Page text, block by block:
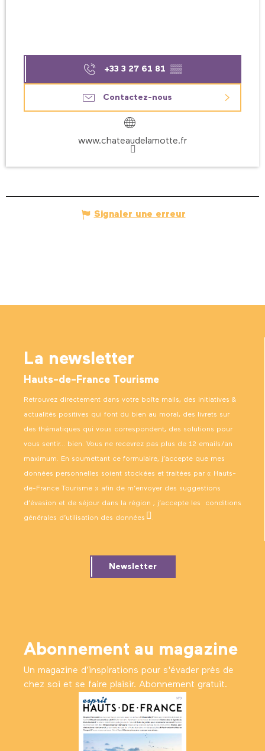
+33 3 27 61 81 ▒▒
Contactez-nous
www.chateaudelamotte.fr
Signaler une erreur
La newsletter
Hauts-de-France Tourisme
Retrouvez directement dans votre boîte mails, des initiatives &
actualités positives qui font du bien au moral, des livrets sur
des thématiques qui vous correspondent, des solutions pour
vous sentir… bien. Vous ne recevrez pas plus de 12 emails/an
maximum. En soumettant ce formulaire, j’accepte que mes
données personnelles soient stockées et traitées par « Hauts-
de-France Tourisme » afin de m’envoyer des suggestions
d’évasion et de séjour dans la région ; j’accepte les conditions
générales d’utilisation des données .
Newsletter
Abonnement au magazine
Un magazine d’inspirations pour s'évader près de
chez soi et se faire plaisir. Abonnement gratuit.